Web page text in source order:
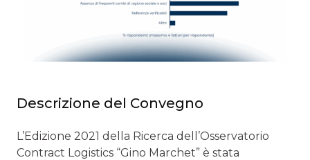
Descrizione del Convegno
L’Edizione 2021 della Ricerca dell’Osservatorio
Contract Logistics “Gino Marchet” è stata